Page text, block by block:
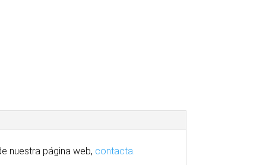
nuestra página web, contacta.